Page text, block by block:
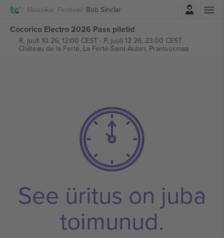
Muusika Festival Bob Sinclar
Cocorico Electro 2026 Pass piletid
R, juuli 10 26, 12:00 CEST- P, juuli 12 26, 23:00 CEST
Château de la Ferté, La Ferté-Saint-Aubin, Prantsusmaa
See üritus on juba
toimunud.